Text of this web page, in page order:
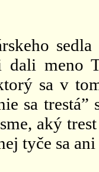
dali meno
sa v
sa
aký
tyče sa